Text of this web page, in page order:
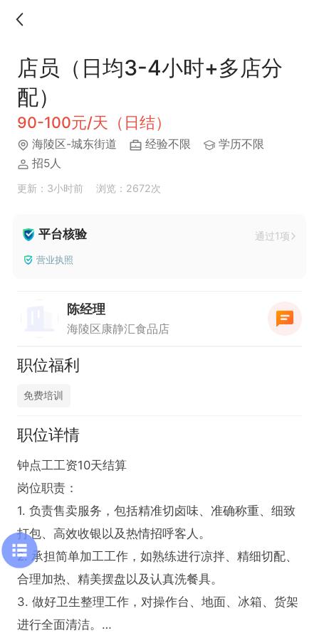
店员（日均3-4小时+多店分
配）
90-100元/天（日结）
海陵区-城东街道 经验不限
学历不限
招5人
更新：3小时前 浏览：2672次
平台核验 通过1项
营业执照
陈经理
海陵区康静汇食品店
职位福利
免费培训
职位详情
钟点工工资10天结算
岗位职责：
1. 负责售卖服务，包括精准切卤味、准确称重、细致
打包、高效收银以及热情招呼客人。
2. 承担简单加工工作，如熟练进行凉拌、精细切配、
合理加热、精美摆盘以及认真洗餐具。
3. 做好卫生整理工作，对操作台、地面、冰箱、货架
进行全面清洁。